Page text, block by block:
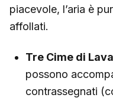
piacevole, l’aria è
affollati.
Tre Cime di
possono
contrassegnati